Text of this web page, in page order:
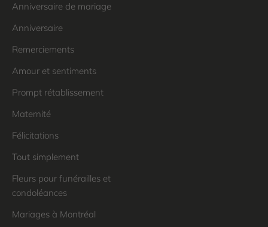
Anniversaire de mariage
Anniversaire
Remerciements
Amour et sentiments
Prompt rétablissement
Maternité
Félicitations
Tout simplement
Fleurs pour funérailles et
condoléances
Mariages à Montréal